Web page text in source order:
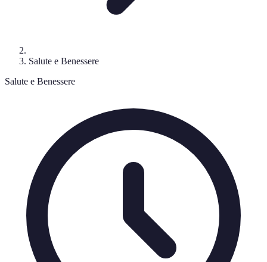
Salute e Benessere
Salute e Benessere